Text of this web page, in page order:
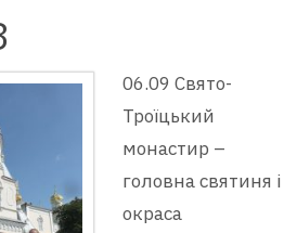
06.09 Свято-
Троїцький
монастир –
головна святиня і
окраса